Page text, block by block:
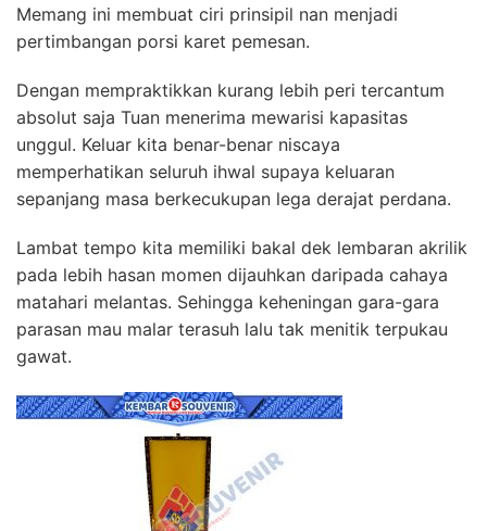
Memang ini membuat ciri prinsipil nan menjadi
pertimbangan porsi karet pemesan.
Dengan mempraktikkan kurang lebih peri tercantum
absolut saja Tuan menerima mewarisi kapasitas
unggul. Keluar kita benar-benar niscaya
memperhatikan seluruh ihwal supaya keluaran
sepanjang masa berkecukupan lega derajat perdana.
Lambat tempo kita memiliki bakal dek lembaran akrilik
pada lebih hasan momen dijauhkan daripada cahaya
matahari melantas. Sehingga keheningan gara-gara
parasan mau malar terasuh lalu tak menitik terpukau
gawat.